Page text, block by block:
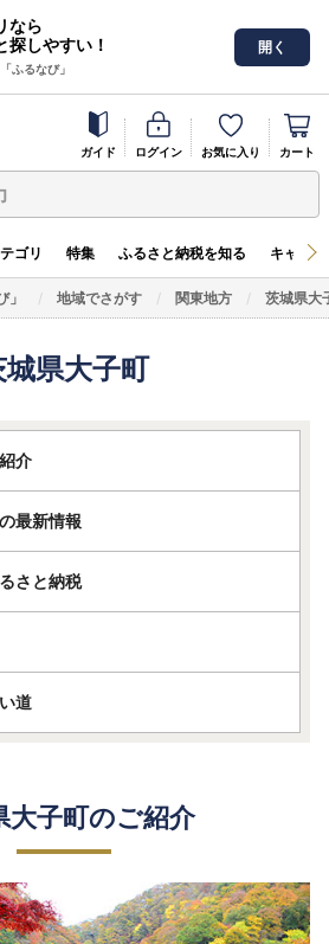
なら
探しやすい！
ふるなび」
開く
ガイド ログイン お気に入り カート
ゴリ 特集 ふるさと納税を知る キャン
」 地域でさがす 関東地方 茨城県大
城県大子町
介
最新情報
さと納税
道
大子町のご紹介